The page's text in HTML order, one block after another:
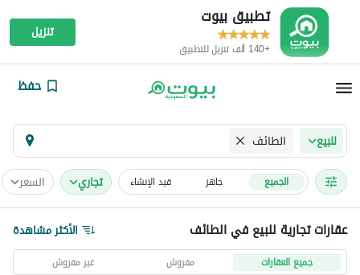
تطبيق بيوت
+140 ألف تنزيل للتطبيق
تنزيل
حفظ
للبيع الطائف
الجميع جاهز قيد الإنشاء تجاري السعر
عقارات تجارية للبيع في الطائف الأكثر مشاهدة
جميع العقارات مفروش غير مفروش